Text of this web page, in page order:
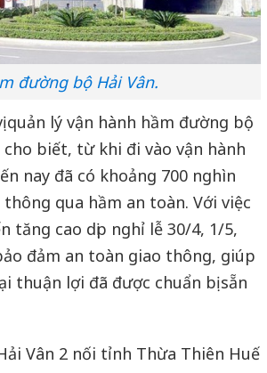
đường bộ Hải Vân.
quản lý vận hành hầm đường bộ
cho biết, từ khi đi vào vận hành
nay đã có khoảng 700 nghìn
qua hầm an toàn. Với việc
tăng cao dịp nghỉ lễ 30/4, 1/5,
đảm an toàn giao thông, giúp
thuận lợi đã được chuẩn bị sẵn
Vân 2 nối tỉnh Thừa Thiên Huế